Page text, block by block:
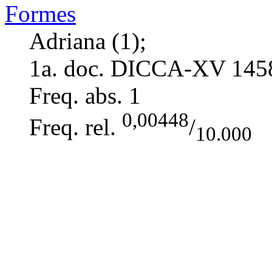
Formes
Adriana (1);
1a. doc. DICCA-XV
Freq. abs. 1
Freq. rel. 0,00448/10.000